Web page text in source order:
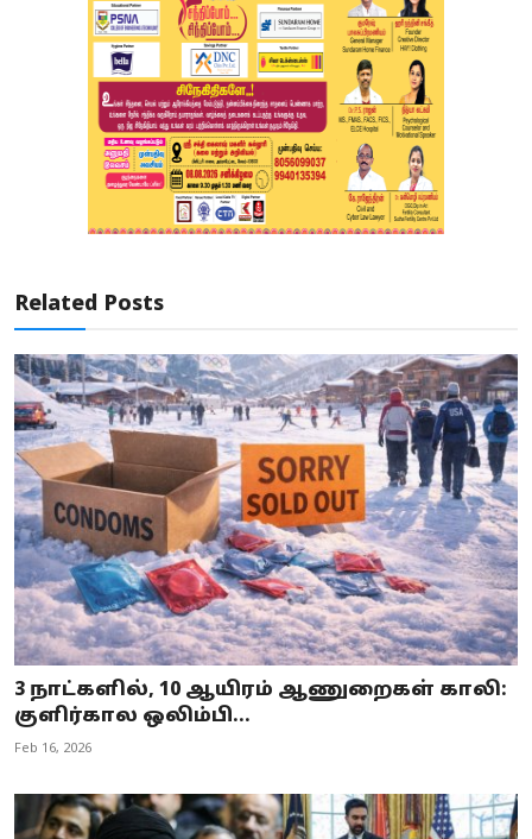
Related Posts
3 நாட்களில், 10 ஆயிரம் ஆணுறைகள் காலி:
குளிர்கால ஒலிம்பி...
Feb 16, 2026